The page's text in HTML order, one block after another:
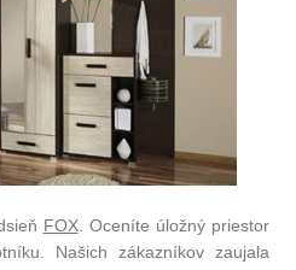
FOX. Oceníte úložný priestor
Našich zákazníkov zaujala